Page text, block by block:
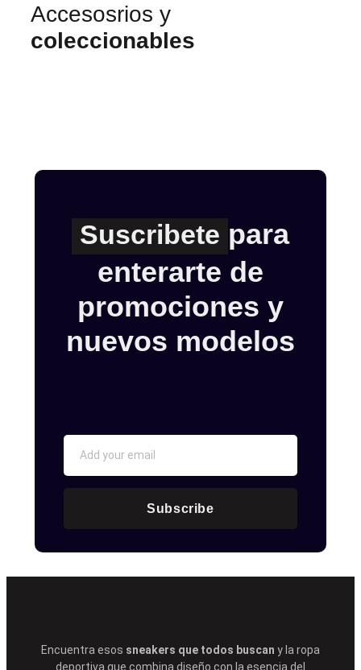
Accesosrios y
coleccionables
Suscribete para
enterarte de
promociones y
nuevos modelos
Subscribe
Encuentra esos sneakers que todos buscan y la ropa
deportiva que combina diseño con la esencia del